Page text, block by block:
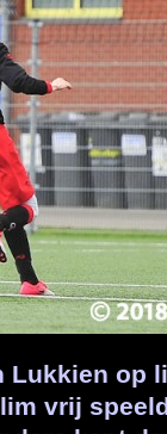
Lukkien op
vrij